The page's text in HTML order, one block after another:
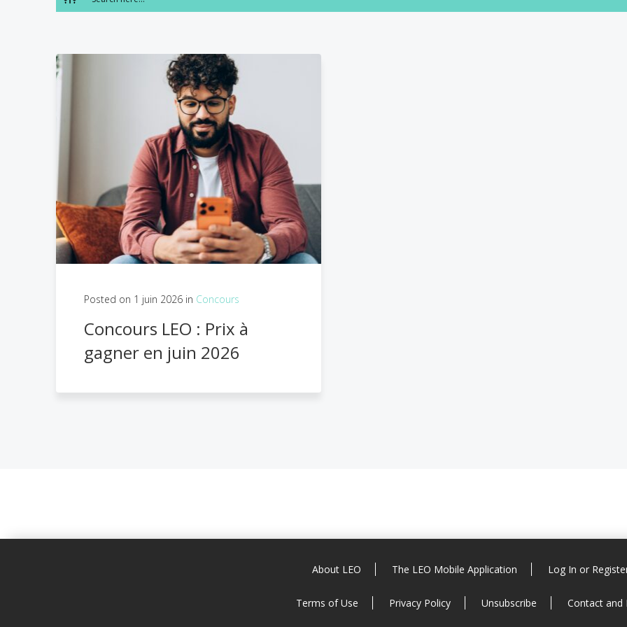
Posted on 1 juin 2026 in Concours
Concours LEO : Prix à
gagner en juin 2026
About LEO The LEO Mobile Application Log In or
Terms of Use Privacy Policy Unsubscribe Contact and